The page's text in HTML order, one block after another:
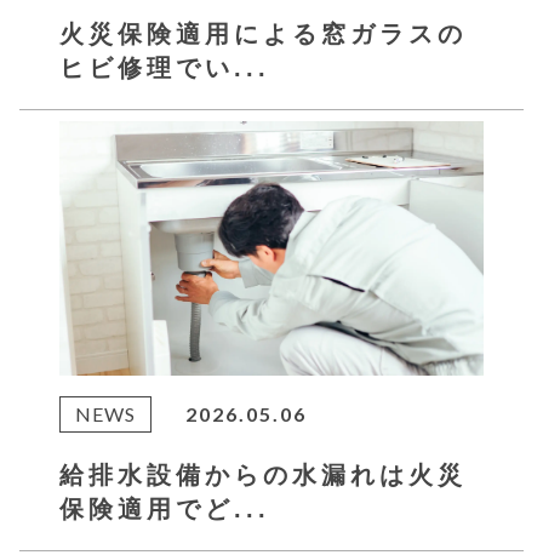
火災保険適用による窓ガラスの
ヒビ修理でい...
NEWS 2026.05.06
給排水設備からの水漏れは火災
保険適用でど...